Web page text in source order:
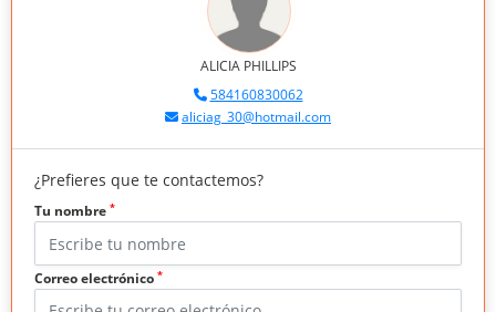
ALICIA PHILLIPS
584160830062
aliciag_30@hotmail.com
¿Prefieres que te contactemos?
Tu nombre *
Correo electrónico *